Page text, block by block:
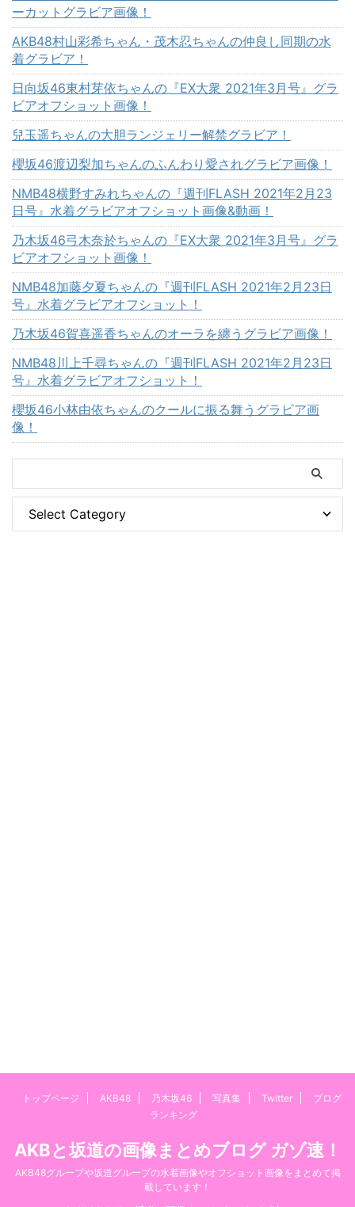
ーカットグラビア画像！
AKB48村山彩希ちゃん・茂木忍ちゃんの仲良し同期の水
着グラビア！
日向坂46東村芽依ちゃんの『EX大衆 2021年3月号』グラ
ビアオフショット画像！
兒玉遥ちゃんの大胆ランジェリー解禁グラビア！
櫻坂46渡辺梨加ちゃんのふんわり愛されグラビア画像！
NMB48横野すみれちゃんの『週刊FLASH 2021年2月23
日号』水着グラビアオフショット画像&動画！
乃木坂46弓木奈於ちゃんの『EX大衆 2021年3月号』グラ
ビアオフショット画像！
NMB48加藤夕夏ちゃんの『週刊FLASH 2021年2月23日
号』水着グラビアオフショット！
乃木坂46賀喜遥香ちゃんのオーラを纏うグラビア画像！
NMB48川上千尋ちゃんの『週刊FLASH 2021年2月23日
号』水着グラビアオフショット！
櫻坂46小林由依ちゃんのクールに振る舞うグラビア画
像！
トップページ AKB48 乃木坂46 写真集 Twitter
ブログ
ランキング
AKBと坂道の画像まとめブログ ガゾ速！
AKB48グループや坂道グループの水着画像やオフショット画像をまとめて掲
載しています！